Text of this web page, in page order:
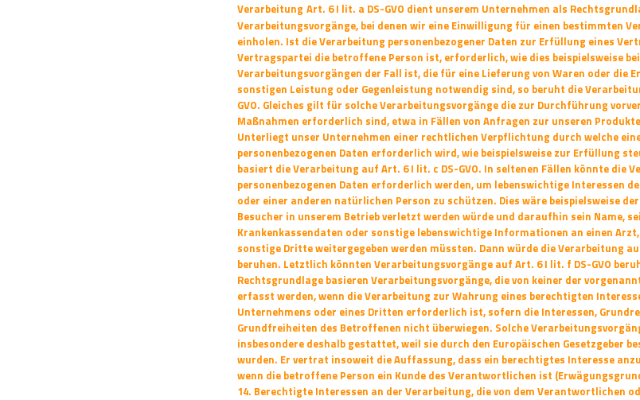
Verarbeitung Art. 6 I lit. a DS-GVO dient unserem Unternehmen als
Verarbeitungsvorgänge, bei denen wir eine Einwilligung für einen bestimmten
einholen. Ist die Verarbeitung personenbezogener Daten zur Erfüllung eines
Vertragspartei die betroffene Person ist, erforderlich, wie dies beispielsweise bei
Verarbeitungsvorgängen der Fall ist, die für eine Lieferung von Waren oder die
sonstigen Leistung oder Gegenleistung notwendig sind, so beruht die
GVO. Gleiches gilt für solcheVerarbeitungsvorgänge die zur Durchführung
Maßnahmen erforderlich sind, etwa in Fällen von Anfragen zur unseren
Unterliegt unser Unternehmen einer rechtlichen Verpflichtung durch welche
personenbezogenen Daten erforderlich wird, wie beispielsweise zur Erfüllung
basiert die Verarbeitung auf Art. 6 I lit. c DS-GVO. In seltenen Fällen könnte die
personenbezogenen Daten erforderlich werden, um lebenswichtige Interessen
oder einer anderen natürlichen Person zu schützen. Dies wäre beispielsweise
Besucher in unserem Betriebverletzt werden würde und daraufhin sein Name,
Krankenkassendaten oder sonstige lebenswichtige Informationen an einen
sonstige Dritte weitergegeben werden müssten. Dann würde dieVerarbeitung
beruhen. Letztlich könnten Verarbeitungsvorgänge auf Art. 6 I lit. f DS-GVO
Rechtsgrundlage basieren Verarbeitungsvorgänge, die von keiner der
erfasst werden, wenn die Verarbeitung zur Wahrung eines berechtigten
Unternehmens oder eines Dritten erforderlich ist, sofern die Interessen,
Grundfreiheiten des Betroffenen nicht überwiegen. Solche
insbesondere deshalb gestattet, weil sie durch den Europäischen Gesetzgeber
wurden. Er vertrat insoweit die Auffassung, dass ein berechtigtes Interesse
wenn die betroffene Person ein Kunde des Verantwortlichen ist
14. Berechtigte Interessen an der Verarbeitung, die von dem Verantwortlichen